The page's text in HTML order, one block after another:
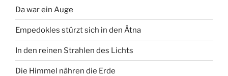
Da war ein Auge
Empedokles stürzt sich in den Ätna
In den reinen Strahlen des Lichts
Die Himmel nähren die Erde